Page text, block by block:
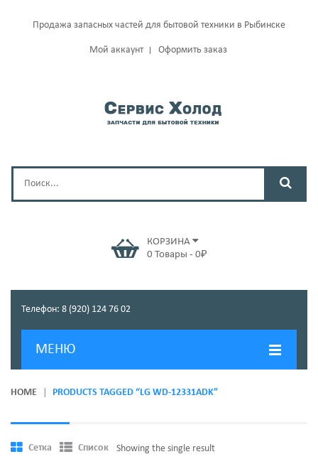
Продажа запасных частей для бытовой техники в Рыбинске
Мой аккаунт Оформить заказ
КОРЗИНА
0 Товары - 0₽
Телефон: 8 (920) 124 76 02
МЕНЮ
ГЛАВНАЯ
О КОМПАНИИ
HOME PRODUCTS TAGGED “LG WD-12331ADK”
Сетка Список Showing the single result